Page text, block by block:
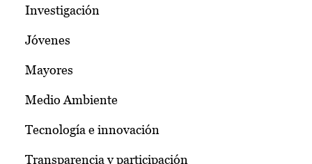
Investigación
Jóvenes
Mayores
Medio Ambiente
Tecnología e innovación
Transparencia y participación